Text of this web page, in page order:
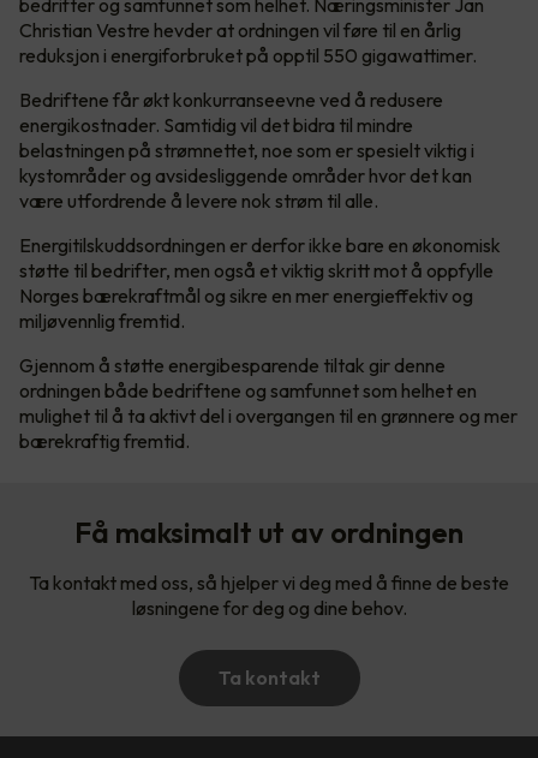
Christian Vestre hevder at ordningen vil føre til en årlig
reduksjon i energiforbruket på opptil 550 gigawattimer.
Bedriftene får økt konkurranseevne ved å redusere
energikostnader. Samtidig vil det bidra til mindre
belastningen på strømnettet, noe som er spesielt viktig i
kystområder og avsidesliggende områder hvor det kan
være utfordrende å levere nok strøm til alle.
Energitilskuddsordningen er derfor ikke bare en økonomisk
støtte til bedrifter, men også et viktig skritt mot å oppfylle
Norges bærekraftmål og sikre en mer energieffektiv og
miljøvennlig fremtid.
Gjennom å støtte energibesparende tiltak gir denne
ordningen både bedriftene og samfunnet som helhet en
mulighet til å ta aktivt del i overgangen til en grønnere og mer
bærekraftig fremtid.
Få maksimalt ut av ordningen
Ta kontakt med oss, så hjelper vi deg med å finne de beste
løsningene for deg og dine behov.
Ta kontakt